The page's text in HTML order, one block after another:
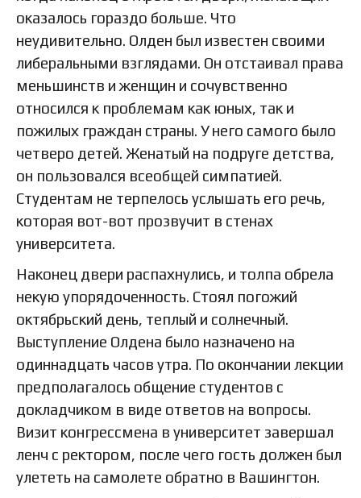
оказалось гораздо больше. Что
неудивительно. Олден был известен своими
либеральными взглядами. Он отстаивал права
меньшинств и женщин и сочувственно
относился к проблемам как юных, так и
пожилых граждан страны. У него самого было
четверо детей. Женатый на подруге детства,
он пользовался всеобщей симпатией.
Студентам не терпелось услышать его речь,
которая вот-вот прозвучит в стенах
университета.
Наконец двери распахнулись, и толпа обрела
некую упорядоченность. Стоял погожий
октябрьский день, теплый и солнечный.
Выступление Олдена было назначено на
одиннадцать часов утра. По окончании лекции
предполагалось общение студентов с
докладчиком в виде ответов на вопросы.
Визит конгрессмена в университет завершал
ленч с ректором, после чего гость должен был
улететь на самолете обратно в Вашингтон.